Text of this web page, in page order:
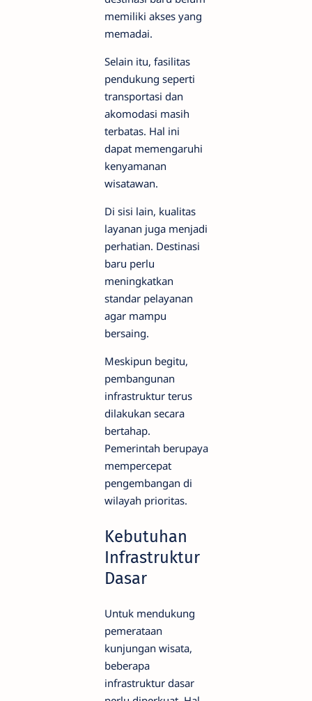
memiliki akses yang
memadai.
Selain itu, fasilitas
pendukung seperti
transportasi dan
akomodasi masih
terbatas. Hal ini
dapat memengaruhi
kenyamanan
wisatawan.
Di sisi lain, kualitas
layanan juga menjadi
perhatian. Destinasi
baru perlu
meningkatkan
standar pelayanan
agar mampu
bersaing.
Meskipun begitu,
pembangunan
infrastruktur terus
dilakukan secara
bertahap.
Pemerintah berupaya
mempercepat
pengembangan di
wilayah prioritas.
Kebutuhan
Infrastruktur
Dasar
Untuk mendukung
pemerataan
kunjungan wisata,
beberapa
infrastruktur dasar